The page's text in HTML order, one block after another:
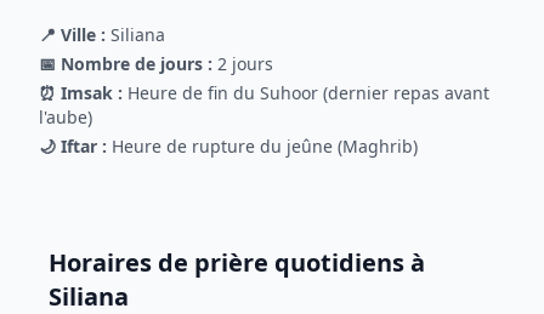
📍 Ville : Siliana
📅 Nombre de jours : 2 jours
⏰ Imsak : Heure de fin du Suhoor (dernier repas avant
l'aube)
🌙 Iftar : Heure de rupture du jeûne (Maghrib)
Horaires de prière quotidiens à
Siliana